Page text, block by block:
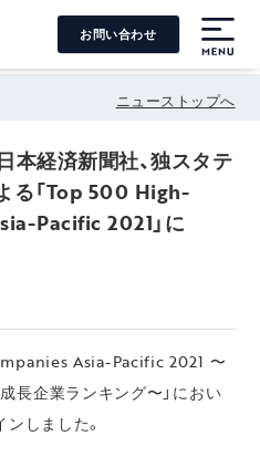
お問い合わせ
ニューストップへ
本経済新聞社、独スタテ
る「Top 500 High-
Pacific 2021」に
Asia-Pacific 2021 〜
長企業ランキング〜」におい
しました。